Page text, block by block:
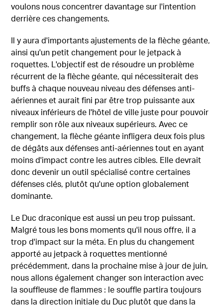
voulons nous concentrer davantage sur l'intention
derrière ces changements.
Il y aura d'importants ajustements de la flèche géante,
ainsi qu'un petit changement pour le jetpack à
roquettes. L'objectif est de résoudre un problème
récurrent de la flèche géante, qui nécessiterait des
buffs à chaque nouveau niveau des défenses anti-
aériennes et aurait fini par être trop puissante aux
niveaux inférieurs de l'hôtel de ville juste pour pouvoir
remplir son rôle aux niveaux supérieurs. Avec ce
changement, la flèche géante infligera deux fois plus
de dégâts aux défenses anti-aériennes tout en ayant
moins d'impact contre les autres cibles. Elle devrait
donc devenir un outil spécialisé contre certaines
défenses clés, plutôt qu'une option globalement
dominante.
Le Duc draconique est aussi un peu trop puissant.
Malgré tous les bons moments qu'il nous offre, il a
trop d'impact sur la méta. En plus du changement
apporté au jetpack à roquettes mentionné
précédemment, dans la prochaine mise à jour de juin,
nous allons également changer son interaction avec
la souffleuse de flammes : le souffle partira toujours
dans la direction initiale du Duc plutôt que dans la